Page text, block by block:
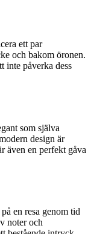
ett par
och bakom öronen.
inte påverka dess
som själva
design är
även en perfekt gåva
en resa genom tid
noter och